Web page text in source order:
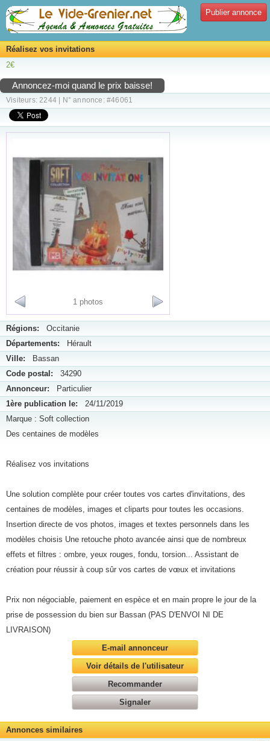
Publier annonce
Réalisez vos invitations
2€
Annoncez-moi quand le prix baisse!
Visiteurs: 2244 | N° annonce: #46061
1 photos
Régions: Occitanie
Départements: Hérault
Ville: Bassan
Code postal: 34290
Annonceur: Particulier
1ère publication le: 24/11/2019
Marque : Soft collection
Des centaines de modèles
Réalisez vos invitations
Une solution complète pour créer toutes vos cartes d'invitations, des
centaines de modèles, images et cliparts pour toutes les occasions.
Insertion directe de vos photos, images et textes personnels dans les
modèles choisis Une retouche photo avancée ainsi que de nombreux
effets et filtres : ombre, yeux rouges, fondu, torsion... Assistant de
création pour réussir à coup sûr vos cartes de vœux et invitations
Prix non négociable, paiement en espèce et en main propre le jour de la
prise de possession du bien sur Bassan (PAS D'ENVOI NI DE
LIVRAISON)
E-mail annonceur
Voir détails de l'utilisateur
Recommander
Signaler
Annonces similaires